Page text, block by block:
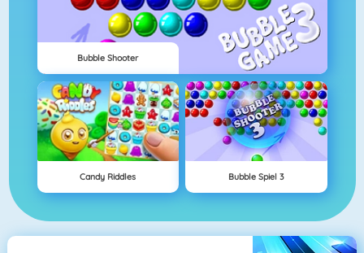
Bubble Shooter
Candy Riddles Bubble Spiel 3